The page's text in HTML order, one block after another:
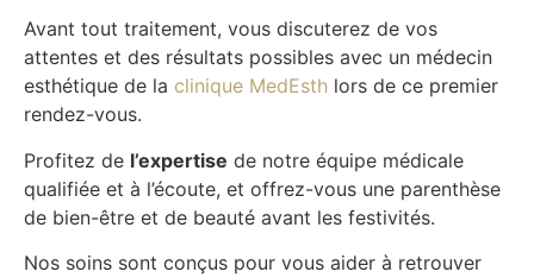
Avant tout traitement, vous discuterez de vos
attentes et des résultats possibles avec un médecin
esthétique de la clinique MedEsth lors de ce premier
rendez-vous.
Profitez de l’expertise de notre équipe médicale
qualifiée et à l’écoute, et offrez-vous une parenthèse
de bien-être et de beauté avant les festivités.
Nos soins sont conçus pour vous aider à retrouver